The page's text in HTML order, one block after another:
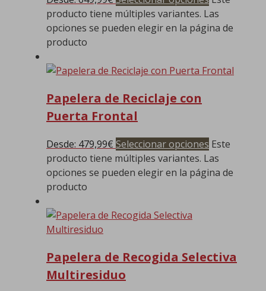
producto tiene múltiples variantes. Las
opciones se pueden elegir en la página de
producto
Papelera de Reciclaje con
Puerta Frontal
Desde: 479,99€ Seleccionar opciones Este
producto tiene múltiples variantes. Las
opciones se pueden elegir en la página de
producto
Papelera de Recogida Selectiva
Multiresiduo